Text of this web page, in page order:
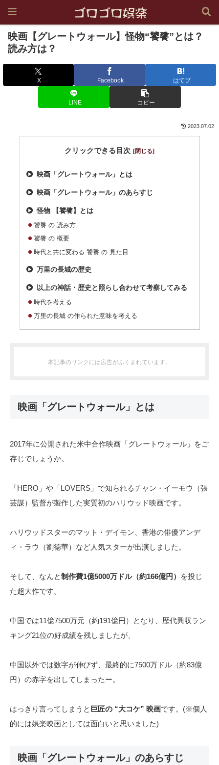
映画【グレートウォール】怪物“饕餮”とは？
読み方は？
X Facebook はてブ
LINE コピー
2023.07.02
クリックできる目次
映画「グレートウォール」とは
映画「グレートウォール」のあらすじ
怪物 【饕餮】とは
饕餮 の 読み方
饕餮 の 概要
時代と共に変わる 饕餮 の 見た目
万里の長城の歴史
以上の神話・歴史と照らし合わせて考察してみる
時代を考える
万里の長城 の作られた意味を考える
本記事のリンクには広告がふくまれています。
映画「グレートウォール」とは
2017年に公開された米中合作映画「グレートウォール」をご
存じでしょうか。
「HERO」や「LOVERS」で知られるチャン・イーモウ（張
芸謀）監督が製作した実質初のハリウッド映画です。
ハリウッドスターのマット・デイモン、香港の俳優アンデ
ィ・ラウ（劉徳華）など人気スターが出演しました。
そして、なんと制作費1億5000万ドル（約166億円）
を投じ
た超大作です。
中国では11億7500万元（約191億円）となり、歴代興収ラン
キング21位の好成績を残しましたが、
中国以外では数字が伸びず、最終的に7500万ドル（約83億
円）の赤字を出してしまったー。
はっきり言ってしまうと 巨匠の “大コケ” 映画です。(※個人
的には娯楽映画としては面白いと思いました)
映画「グレートウォール」のあらすじ